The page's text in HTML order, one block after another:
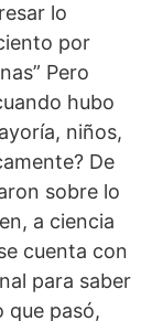
lo
por
Pero
hubo
niños,
De
sobre lo
a ciencia
cuenta con
para saber
que pasó,